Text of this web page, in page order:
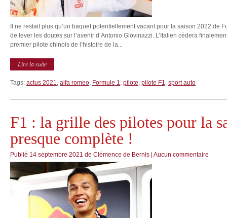
Il ne restait plus qu’un baquet potentiellement vacant pour la saison 2022 de
de lever les doutes sur l’avenir d’Antonio Giovinazzi. L’Italien cèdera
premier pilote chinois de l’histoire de la...
Lire la suite
Tags: actus 2021, alfa romeo, Formule 1, pilote, pilote F1, sport auto
F1 : la grille des pilotes pour la
presque complète !
Publié 14 septembre 2021 de Clémence de Bernis Aucun commentaire